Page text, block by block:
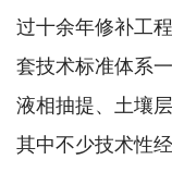
过十余年修补工
套技术标准体系
液相抽提、土壤
其中不少技术性